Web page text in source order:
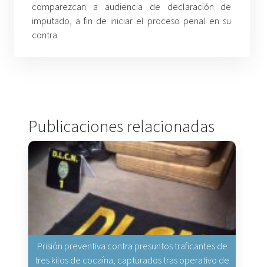
comparezcan a audiencia de declaración de
imputado, a fin de iniciar el proceso penal en su
contra.
Publicaciones relacionadas
Prisión preventiva contra presuntos traficantes de
tres kilos de cocaína, capturados tras operativo de